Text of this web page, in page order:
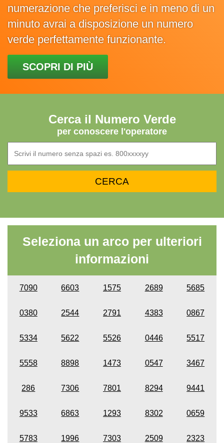
numerazione che preferisci e in meno di un
minuto avrai a disposizione un numero
verde perfettamente funzionante.
SCOPRI DI PIÙ
Cerca il Numero Verde
per conoscere l'operatore
Seleziona un arco per ulteriori
informazioni
7090 6603 1575 2689 5685
0380 2544 2791 4383 0867
5334 5622 5526 0446 5517
5558 8898 1473 0547 3467
286 7306 7801 8294 9441
9533 6863 1293 8302 0659
5783 1996 7303 2509 2323